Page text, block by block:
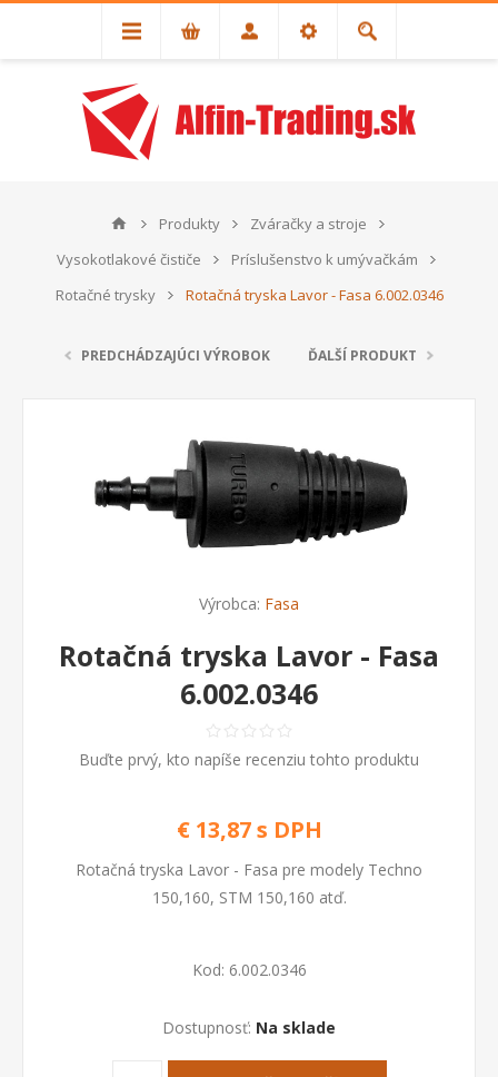
Produkty
Zváračky a stroje
Vysokotlakové čističe
Príslušenstvo k umývačkám
Rotačné trysky
Rotačná tryska Lavor - Fasa 6.002.0346
PREDCHÁDZAJÚCI VÝROBOK ĎALŠÍ PRODUKT
Výrobca: Fasa
Rotačná tryska Lavor - Fasa
6.002.0346
Buďte prvý, kto napíše recenziu tohto produktu
€ 13,87 s DPH
Rotačná tryska Lavor - Fasa pre modely Techno
150,160, STM 150,160 atď.
Kod: 6.002.0346
Dostupnosť: Na sklade